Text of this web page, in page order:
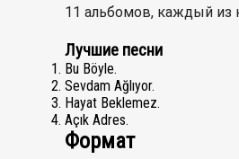
11 альбомов, каждый
Лучшие песни
Bu Böyle.
Sevdam Ağlıyor.
Hayat Beklemez.
Açık Adres.
Формат